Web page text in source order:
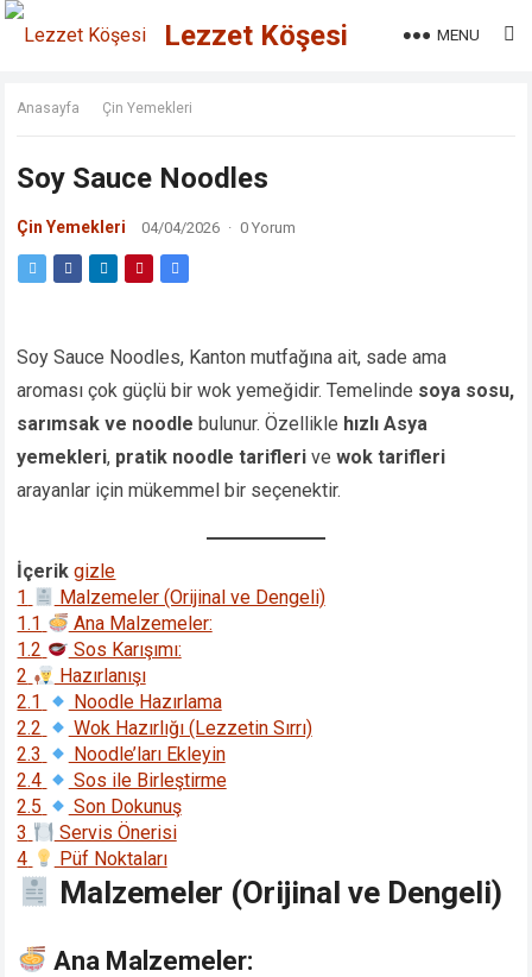
Lezzet Köşesi MENU
Anasayfa Çin Yemekleri
Soy Sauce Noodles
Çin Yemekleri 04/04/2026 · 0 Yorum
Soy Sauce Noodles, Kanton mutfağına ait, sade ama
aroması çok güçlü bir wok yemeğidir. Temelinde soya sosu,
sarımsak ve noodle bulunur. Özellikle hızlı Asya
yemekleri, pratik noodle tarifleri vewok tarifleri
arayanlar için mükemmel bir seçenektir.
İçerik gizle
1
Malzemeler (Orijinal ve Dengeli)
1.1
Ana Malzemeler:
1.2
Sos Karışımı:
2
Hazırlanışı
2.1
Noodle Hazırlama
2.2
Wok Hazırlığı (Lezzetin Sırrı)
2.3
Noodle’ları Ekleyin
2.4
Sos ile Birleştirme
2.5
Son Dokunuş
3
Servis Önerisi
4
Püf Noktaları
Malzemeler (Orijinal ve Dengeli)
Ana Malzemeler: